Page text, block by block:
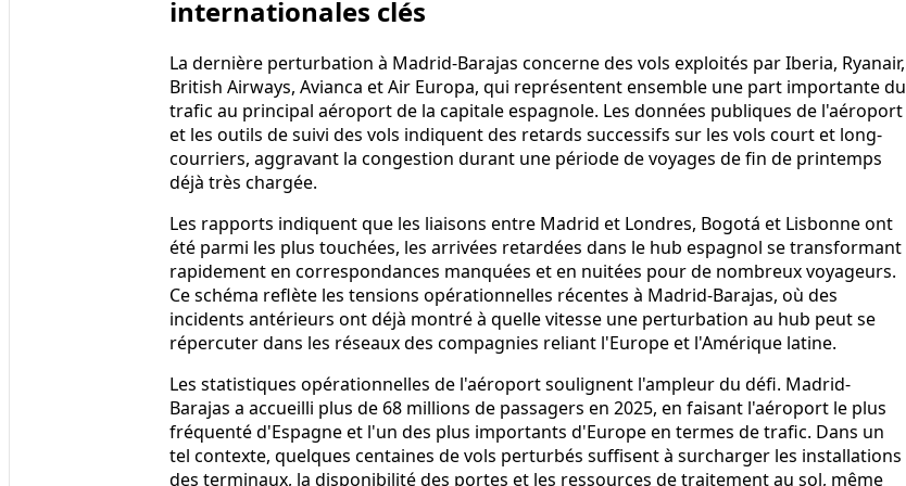
internationales clés
La dernière perturbation à Madrid-Barajas concerne des vols exploités par Iberia, Ryanair,
British Airways, Avianca et Air Europa, qui représentent ensemble une part importante du
trafic au principal aéroport de la capitale espagnole. Les données publiques de l'aéroport
et les outils de suivi des vols indiquent des retards successifs sur les vols court et long-
courriers, aggravant la congestion durant une période de voyages de fin de printemps
déjà très chargée.
Les rapports indiquent que les liaisons entre Madrid et Londres, Bogotá et Lisbonne ont
été parmi les plus touchées, les arrivées retardées dans le hub espagnol se transformant
rapidement en correspondances manquées et en nuitées pour de nombreux voyageurs.
Ce schéma reflète les tensions opérationnelles récentes à Madrid-Barajas, où des
incidents antérieurs ont déjà montré à quelle vitesse une perturbation au hub peut se
répercuter dans les réseaux des compagnies reliant l'Europe et l'Amérique latine.
Les statistiques opérationnelles de l'aéroport soulignent l'ampleur du défi. Madrid-
Barajas a accueilli plus de 68 millions de passagers en 2025, en faisant l'aéroport le plus
fréquenté d'Espagne et l'un des plus importants d'Europe en termes de trafic. Dans un
tel contexte, quelques centaines de vols perturbés suffisent à surcharger les installations
des terminaux, la disponibilité des portes et les ressources de traitement au sol, même